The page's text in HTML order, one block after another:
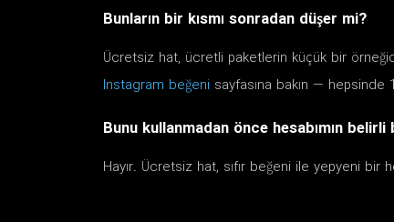
Bunların bir kısmı sonradan düşer mi?
Ücretsiz hat, ücretli paketlerin küçük bir
Instagram beğenisayfasına bakın — hepsinde
Bunu kullanmadan önce hesabımın
Hayır. Ücretsiz hat, sıfır beğeni ile yepyeni bir